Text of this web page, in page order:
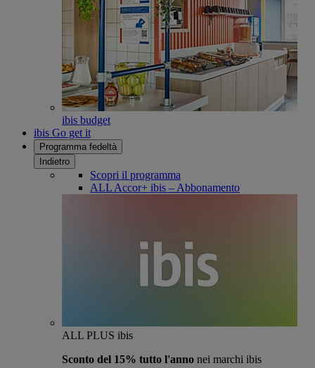
ibis budget
ibis Go get it
Programma fedeltà
Indietro
Scopri il programma
ALL Accor+ ibis – Abbonamento
ALL PLUS ibis
Sconto del 15% tutto l'anno nei marchi ibis